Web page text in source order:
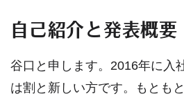
自己紹介と発表概要
谷口と申します。2016年に入
は割と新しい方です。もとも